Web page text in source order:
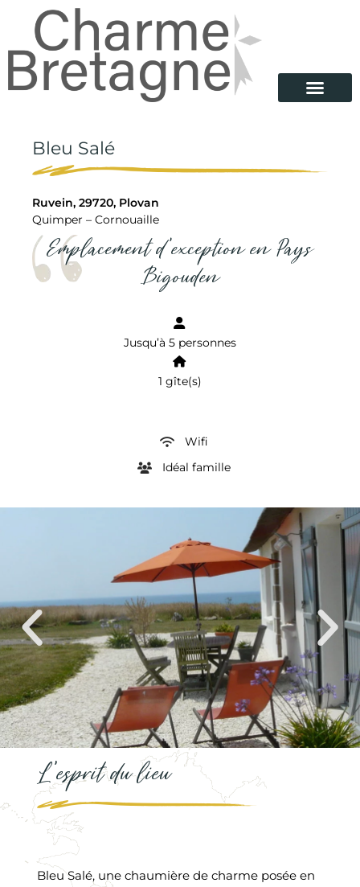
Bleu Salé
Ruvein, 29720, Plovan
Quimper – Cornouaille
Emplacement d’exception en Pays
Bigouden
Jusqu’à 5 personnes
1 gîte(s)
Wifi
Idéal famille
L’esprit du lieu
Bleu Salé, une chaumière de charme posée en